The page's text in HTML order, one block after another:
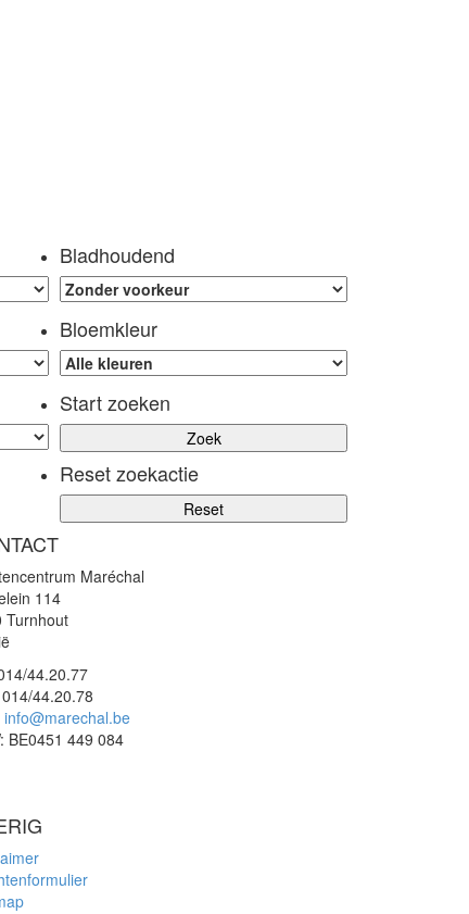
Bladhoudend
Bloemkleur
Start zoeken
Reset zoekactie
Maréchal
114
Turnhout
44.20.77
014/44.20.78
info@marechal.be
BE0451 449 084